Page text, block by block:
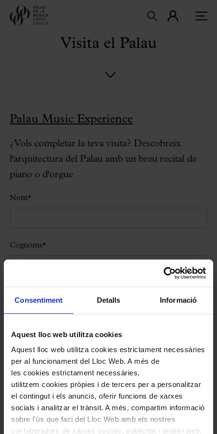
Consentiment Detalls Informació
Aquest lloc web utilitza cookies
Aquest lloc web utilitza cookies estrictament necessàries
per al funcionament del Lloc Web. A més de
les cookies estrictament necessàries,
utilitzem cookies pròpies i de tercers per a personalitzar
el contingut i els anuncis, oferir funcions de xarxes
socials i analitzar el trànsit. A més, compartim informació
sobre l'ús que faci del Lloc Web amb els nostres
col·laboradors de xarxes socials, publicitat i anàlisi web,
Visita el Palau
Palau Music Experience
¿Vols completar la teva visita? Descobreix
l'arquitectura del Palau amb un breu recital de
piano o d'orgue
Nom*
Cognoms*
Dates i horaris preferits
Idioma*